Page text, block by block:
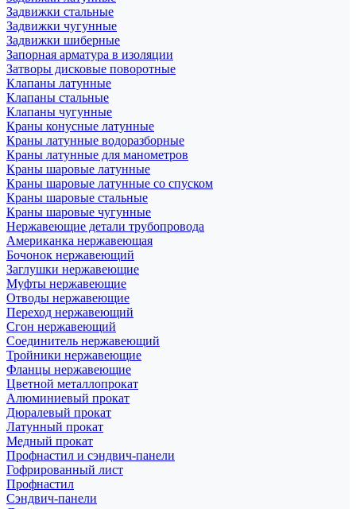
Задвижки стальные
Задвижки чугунные
Задвижки шиберные
Запорная арматура в изоляции
Затворы дисковые поворотные
Клапаны латунные
Клапаны стальные
Клапаны чугунные
Краны конусные латунные
Краны латунные водоразборные
Краны латунные для манометров
Краны шаровые латунные
Краны шаровые латунные со спуском
Краны шаровые стальные
Краны шаровые чугунные
Нержавеющие детали трубопровода
Американка нержавеющая
Бочонок нержавеющий
Заглушки нержавеющие
Муфты нержавеющие
Отводы нержавеющие
Переход нержавеющий
Сгон нержавеющий
Соединитель нержавеющий
Тройники нержавеющие
Фланцы нержавеющие
Цветной металлопрокат
Алюминиевый прокат
Дюралевый прокат
Латунный прокат
Медный прокат
Профнастил и сэндвич-панели
Гофрированный лист
Профнастил
Сэндвич-панели